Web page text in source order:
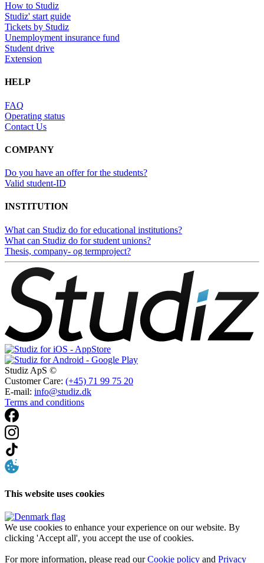
How to Studiz
Studiz' start guide
Tickets by Studiz
Unemployment insurance fund
Student drive
Extension
HELP
FAQ
Operating status
Contact Us
COMPANY
Do you have an offer for the students?
Valid student-ID
INSTITUTION
What can Studiz do for educational institutions?
What can Studiz do for student unions?
Thesis, company- og termproject?
Studiz ApS ©
Customer Care: (+45) 71 99 75 20
E-mail: info@studiz.dk
Terms and conditions
This website uses cookies
We use cookies to enhance your experience on our website. By
clicking 'Accept all', you accept the use of cookies.
For more information, please read ourCookie policy and Privacy